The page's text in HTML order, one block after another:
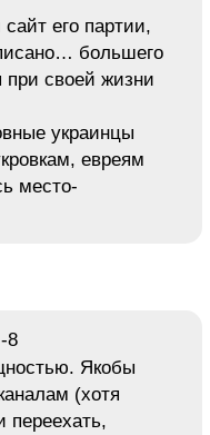
его партии,
большего
своей жизни
украинцы
евреям
место-
-8
Якобы
(хотя
переехать,